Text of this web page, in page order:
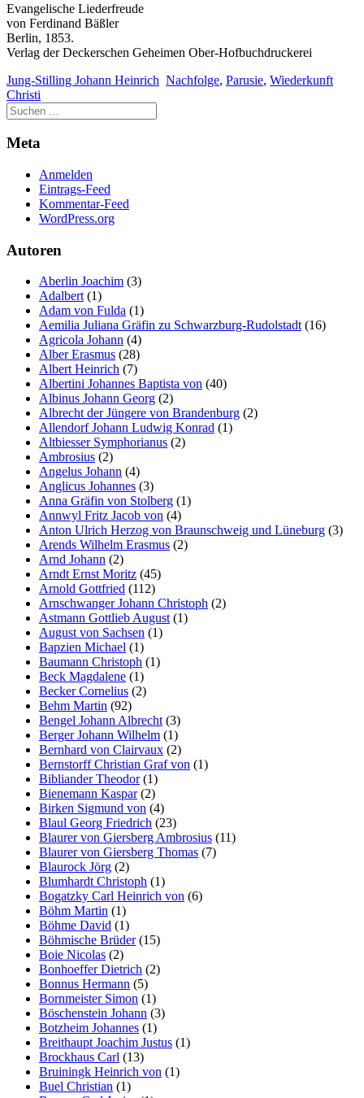
Evangelische Liederfreude
von Ferdinand Bäßler
Berlin, 1853.
Verlag der Deckerschen Geheimen Ober-Hofbuchdruckerei
Jung-Stilling Johann Heinrich Nachfolge, Parusie, Wiederkunft
Christi
Meta
Anmelden
Eintrags-Feed
Kommentar-Feed
WordPress.org
Autoren
Aberlin Joachim (3)
Adalbert(1)
Adam von Fulda (1)
Aemilia Juliana Gräfin zu Schwarzburg-Rudolstadt(16)
Agricola Johann (4)
Alber Erasmus (28)
Albert Heinrich (7)
Albertini Johannes Baptista von (40)
Albinus Johann Georg (2)
Albrecht der Jüngere von Brandenburg (2)
Allendorf Johann Ludwig Konrad (1)
Altbiesser Symphorianus (2)
Ambrosius (2)
Angelus Johann (4)
Anglicus Johannes (3)
Anna Gräfin von Stolberg (1)
Annwyl Fritz Jacob von (4)
Anton Ulrich Herzog von Braunschweig und Lüneburg (3)
Arends Wilhelm Erasmus (2)
Arnd Johann (2)
Arndt Ernst Moritz (45)
Arnold Gottfried (112)
Arnschwanger Johann Christoph (2)
Astmann Gottlieb August(1)
August von Sachsen (1)
Bapzien Michael (1)
Baumann Christoph (1)
Beck Magdalene (1)
Becker Cornelius (2)
Behm Martin (92)
Bengel Johann Albrecht(3)
Berger Johann Wilhelm (1)
Bernhard von Clairvaux (2)
Bernstorff Christian Graf von (1)
Bibliander Theodor(1)
Bienemann Kaspar(2)
Birken Sigmund von (4)
Blaul Georg Friedrich (23)
Blaurer von Giersberg Ambrosius (11)
Blaurer von Giersberg Thomas (7)
Blaurock Jörg (2)
Blumhardt Christoph (1)
Bogatzky Carl Heinrich von (6)
Böhm Martin (1)
Böhme David (1)
Böhmische Brüder(15)
Boie Nicolas (2)
Bonhoeffer Dietrich (2)
Bonnus Hermann (5)
Bornmeister Simon (1)
Böschenstein Johann (3)
Botzheim Johannes (1)
Breithaupt Joachim Justus (1)
Brockhaus Carl (13)
Bruiningk Heinrich von (1)
Buel Christian (1)